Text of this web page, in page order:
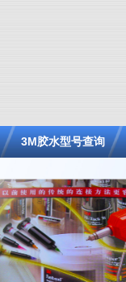
3M胶水型号查询